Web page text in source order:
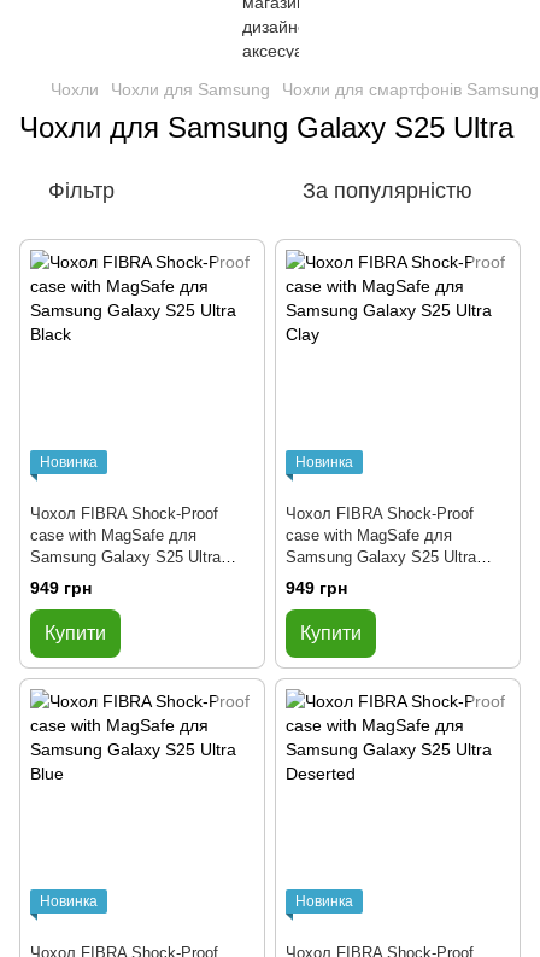
Чохли Чохли для Samsung Чохли для смартфонів Samsung
Чохли для Samsung Galaxy S25 Ultra
Фільтр За популярністю
Новинка
Чохол FIBRA Shock-Proof
case with MagSafe для
Samsung Galaxy S25 Ultra
Black
949 грн
Купити
Новинка
Чохол FIBRA Shock-Proof
case with MagSafe для
Samsung Galaxy S25 Ultra
Clay
949 грн
Купити
Новинка
Чохол FIBRA Shock-Proof
Новинка
Чохол FIBRA Shock-Proof